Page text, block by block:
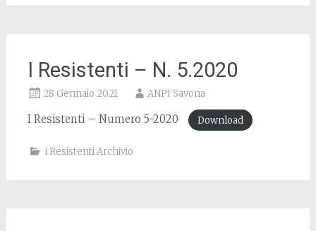
I Resistenti – N. 5.2020
28 Gennaio 2021 ANPI Savona
I Resistenti – Numero 5-2020 Download
i Resistenti Archivio